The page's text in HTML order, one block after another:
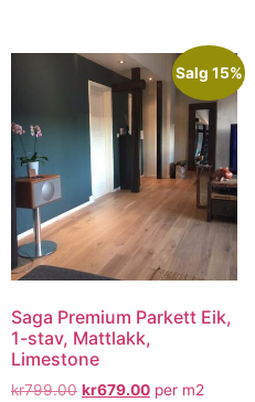
Salg 15%
Saga Premium Parkett Eik,
1-stav, Mattlakk,
Limestone
kr799.00 kr679.00 per m2